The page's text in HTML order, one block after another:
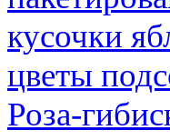
кусочки
цветы
Роза-